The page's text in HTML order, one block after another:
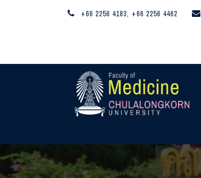
+66 2256 4183, +66 2256 4462